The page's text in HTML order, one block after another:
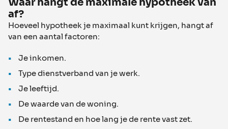
af?
Hoeveel hypotheek je maximaal kunt krijgen, hangt af
van een aantal factoren:
Je inkomen.
Type dienstverband van je werk.
Je leeftijd.
De waarde van de woning.
De rentestand en hoe lang je de rente vast zet.